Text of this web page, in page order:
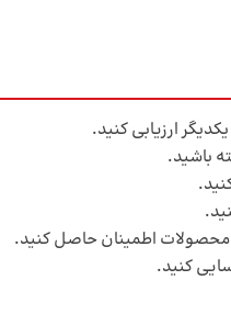
ارزیابی کنید.
باشید.
محصولات اطمینان حاصل کنید.
کنید.